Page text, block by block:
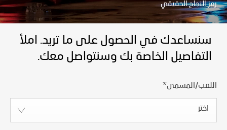
رمز النجاح الحقيقي
سنساعدك في الحصول على ما تريد. املأ
التفاصيل الخاصة بك وسنتواصل معك.
اللقب/المسمى*
اختر